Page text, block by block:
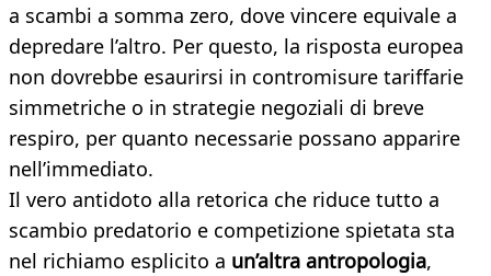
a scambi a somma zero, dove vincere equivale a
depredare l’altro. Per questo, la risposta europea
non dovrebbe esaurirsi in contromisure tariffarie
simmetriche o in strategie negoziali di breve
respiro, per quanto necessarie possano apparire
nell’immediato.
Il vero antidoto alla retorica che riduce tutto a
scambio predatorio e competizione spietata sta
nel richiamo esplicito a un’altra antropologia,